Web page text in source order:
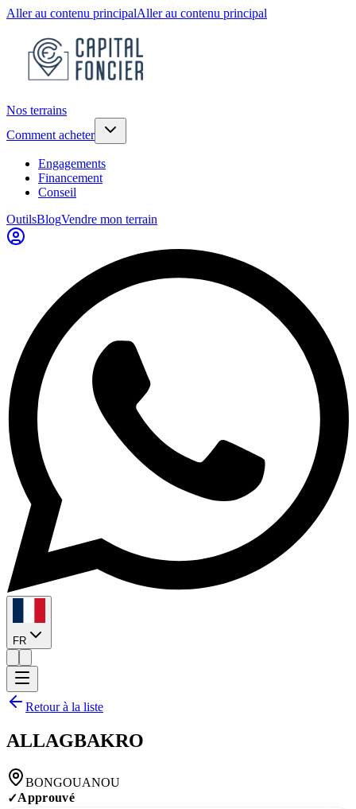
Aller au contenu principalAller au contenu principal
Nos terrains
Comment acheter
Engagements
Financement
Conseil
OutilsBlogVendre mon terrain
FR
Retour à la liste
ALLAGBAKRO
BONGOUANOU
✓Approuvé